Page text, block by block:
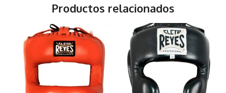
Productos relacionados